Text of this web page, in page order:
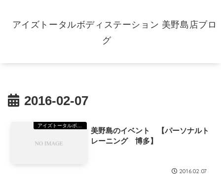
アイズトータルボディステーション 美野島店ブロ
グ
2016-02-07
美野島のイベント 【パーソナルト
レーニング 博多】
2016.02.07